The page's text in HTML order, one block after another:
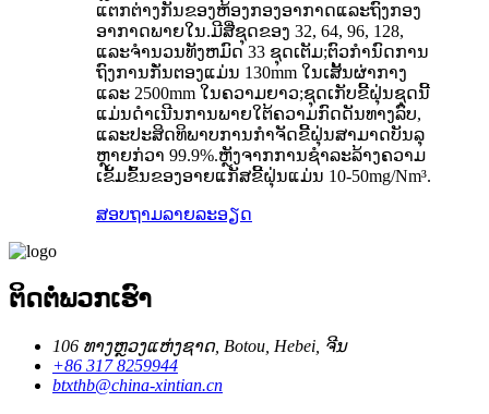
ແຕກຕ່າງກັນຂອງຫ້ອງກອງອາກາດແລະຖົງກອງ
ອາກາດພາຍໃນ.ມີສີ່ຊຸດຂອງ 32, 64, 96, 128,
ແລະຈໍານວນທັງຫມົດ 33 ຊຸດເຕັມ;ຕົວກໍານົດການ
ຖົງການກັ່ນຕອງແມ່ນ 130mm ໃນເສັ້ນຜ່າກາງ
ແລະ 2500mm ໃນຄວາມຍາວ;ຊຸດເກັບຂີ້ຝຸ່ນຊຸດນີ້
ແມ່ນດໍາເນີນການພາຍໃຕ້ຄວາມກົດດັນທາງລົບ,
ແລະປະສິດທິພາບການກໍາຈັດຂີ້ຝຸ່ນສາມາດບັນລຸ
ຫຼາຍກ່ວາ 99.9%.ຫຼັງຈາກການຊໍາລະລ້າງຄວາມ
ເຂັ້ມຂົ້ນຂອງອາຍແກັສຂີ້ຝຸ່ນແມ່ນ 10-50mg/Nm³.
ສອບຖາມລາຍລະອຽດ
ຕິດ​ຕໍ່​ພວກ​ເຮົາ
106 ທາງຫຼວງແຫ່ງຊາດ, Botou, Hebei, ຈີນ
+86 317 8259944
btxthb@china-xintian.cn